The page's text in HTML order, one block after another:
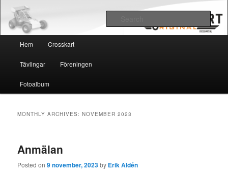
Crosskart Original
Crosskart Original
Skip to primary content
Skip to secondary content
Hem Crosskart
Tävlingar Föreningen
Fotoalbum
MONTHLY ARCHIVES:NOVEMBER 2023
Anmälan
Posted on9 november, 2023by Erik Aldén